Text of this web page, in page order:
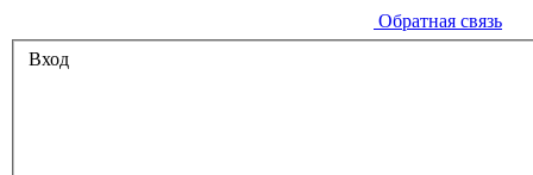
Обратная связь
Вход